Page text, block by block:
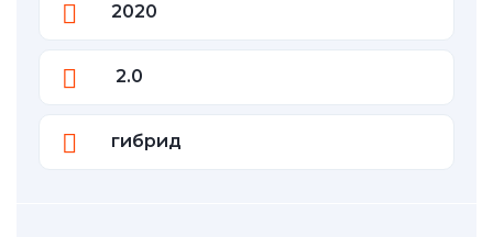
2020
2.0
гибрид